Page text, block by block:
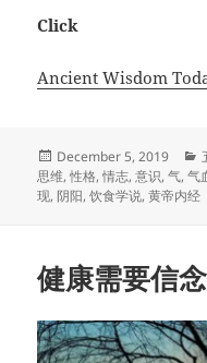
Click
Ancient Wisdom
Posted
on
December 5, 2019
思维,性格,情志,意识,气,气
现, 阴阳,饮食学说,黄帝内经
健康需要信